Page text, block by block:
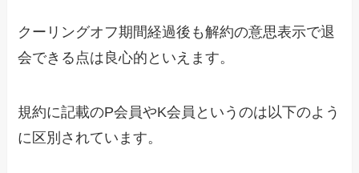
クーリングオフ期間経過後も解約の意思表示で退
会できる点は良心的といえます。
規約に記載のP会員やK会員というのは以下のよう
に区別されています。